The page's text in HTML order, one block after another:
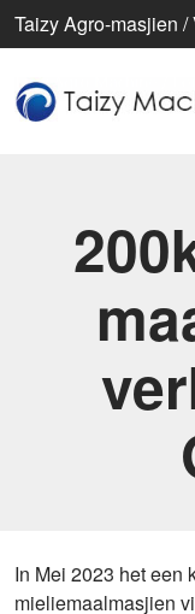
Taizy Agro-masjien
In Mei 2023 het een
mieliemaalmasjien